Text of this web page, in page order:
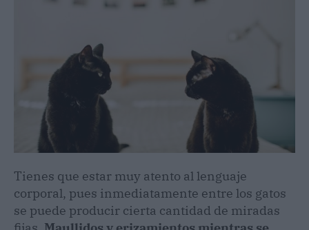
Tienes que estar muy atento al lenguaje
corporal, pues inmediatamente entre los gatos
se puede producir cierta cantidad de miradas